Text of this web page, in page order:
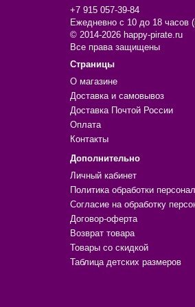
+7 915 057-39-84
Ежедневно с 10 до 18 часов
© 2014-2026 happy-pirate.ru
Все права защищены
Страницы
О магазине
Доставка и самовывоз
Доставка Почтой России
Оплата
Контакты
Дополнительно
Личный кабинет
Политика обработки
Согласие на обработку
Договор-оферта
Возврат товара
Товары со скидкой
Таблица детских размеров